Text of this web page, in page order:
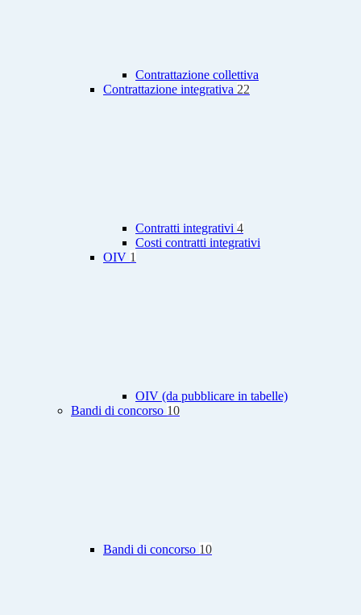
Contrattazione collettiva
Contrattazione integrativa 22
Contratti integrativi 4
Costi contratti integrativi
OIV 1
OIV (da pubblicare in tabelle)
Bandi di concorso 10
Bandi di concorso 10